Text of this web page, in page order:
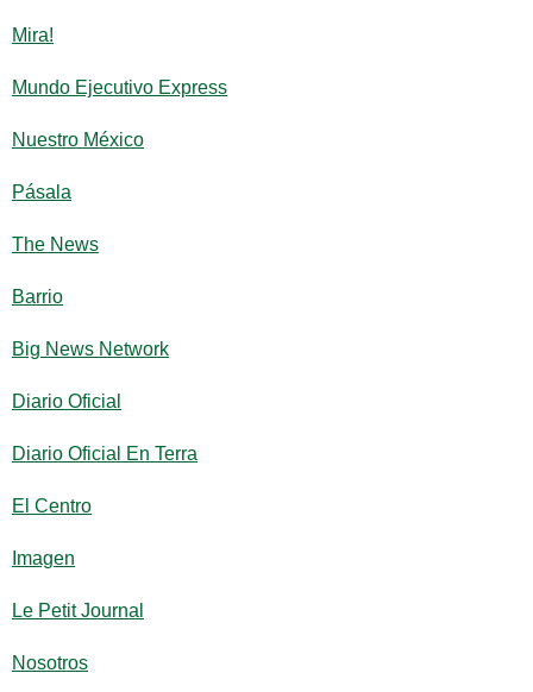
Mira!
Mundo Ejecutivo Express
Nuestro México
Pásala
The News
Barrio
Big News Network
Diario Oficial
Diario Oficial En Terra
El Centro
Imagen
Le Petit Journal
Nosotros